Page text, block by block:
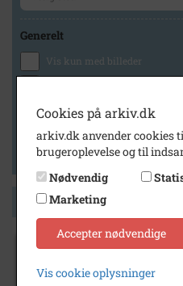
Generelt
Vis kun med billeder
Vis kun med lydklip
Vis kun med kilder
Vis kun med geo-tag
Side 1 af 1
1990
Humlebæk
Cookies på arkiv.dk
arkiv.dk anvender cookies
brugeroplevelse og til
Nødvendig
Marketing
Accepter nødvendige
Vis cookie oplysninger